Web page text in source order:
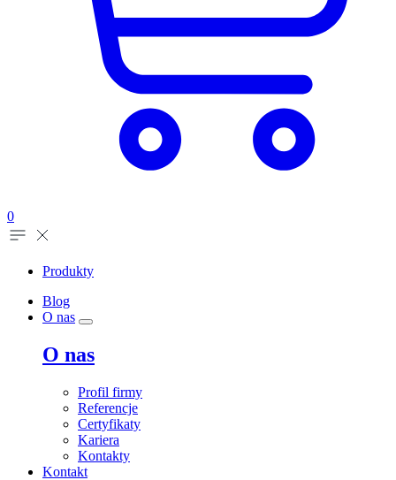
0
Produkty
Blog
O nas
O nas
Profil firmy
Referencje
Certyfikaty
Kariera
Kontakty
Kontakt